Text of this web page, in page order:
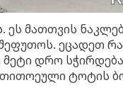
მათთვის
ეცადეთ
დრო
თითოეული ტოტის